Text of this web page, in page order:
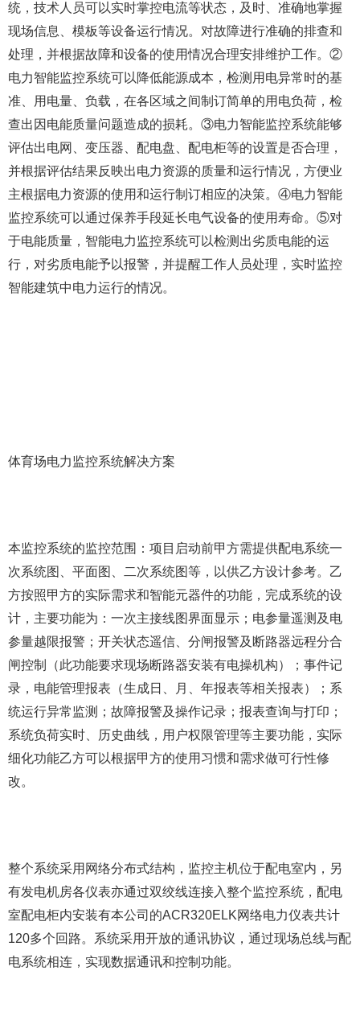
统，技术人员可以实时掌控电流等状态，及时、准确地掌握
现场信息、模板等设备运行情况。对故障进行准确的排查和
处理，并根据故障和设备的使用情况合理安排维护工作。②
电力智能监控系统可以降低能源成本，检测用电异常时的基
准、用电量、负载，在各区域之间制订简单的用电负荷，检
查出因电能质量问题造成的损耗。③电力智能监控系统能够
评估出电网、变压器、配电盘、配电柜等的设置是否合理，
并根据评估结果反映出电力资源的质量和运行情况，方便业
主根据电力资源的使用和运行制订相应的决策。④电力智能
监控系统可以通过保养手段延长电气设备的使用寿命。⑤对
于电能质量，智能电力监控系统可以检测出劣质电能的运
行，对劣质电能予以报警，并提醒工作人员处理，实时监控
智能建筑中电力运行的情况。
体育场电力监控系统解决方案
本监控系统的监控范围：项目启动前甲方需提供配电系统一
次系统图、平面图、二次系统图等，以供乙方设计参考。乙
方按照甲方的实际需求和智能元器件的功能，完成系统的设
计，主要功能为：一次主接线图界面显示；电参量遥测及电
参量越限报警；开关状态遥信、分闸报警及断路器远程分合
闸控制（此功能要求现场断路器安装有电操机构）；事件记
录，电能管理报表（生成日、月、年报表等相关报表）；系
统运行异常监测；故障报警及操作记录；报表查询与打印；
系统负荷实时、历史曲线，用户权限管理等主要功能，实际
细化功能乙方可以根据甲方的使用习惯和需求做可行性修
改。
整个系统采用网络分布式结构，监控主机位于配电室内，另
有发电机房各仪表亦通过双绞线连接入整个监控系统，配电
室配电柜内安装有本公司的ACR320ELK网络电力仪表共计
120多个回路。系统采用开放的通讯协议，通过现场总线与配
电系统相连，实现数据通讯和控制功能。